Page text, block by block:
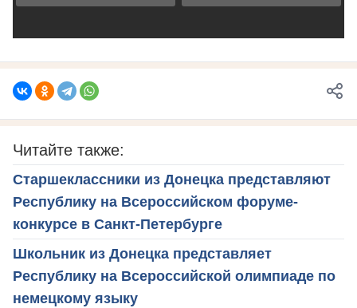
Читайте также:
Старшеклассники из Донецка представляют
Республику на Всероссийском форуме-
конкурсе в Санкт-Петербурге
Школьник из Донецка представляет
Республику на Всероссийской олимпиаде по
немецкому языку